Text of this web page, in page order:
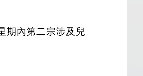
期內第二宗涉及兒